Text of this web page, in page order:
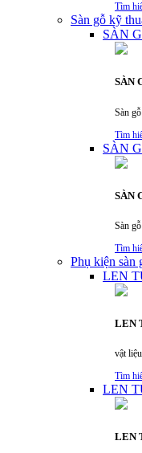
Tìm
Sàn gỗ kỹ
SÀN
SÀN
Sàn
Tìm
SÀN
SÀN
Sàn
Tìm
Phụ kiện sàn
LEN
LEN
vật
Tìm
LEN
LEN